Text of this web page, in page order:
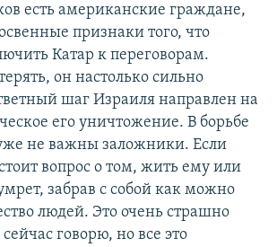
есть американские граждане,
признаки того, что
Катар к переговорам.
он настолько сильно
шаг Израиля направлен на
его уничтожение. В борьбе
не важны заложники. Если
вопрос о том, жить ему или
забрав с собой как можно
людей. Это очень страшно
сейчас говорю, но все это